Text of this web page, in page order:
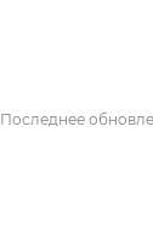
Последнее